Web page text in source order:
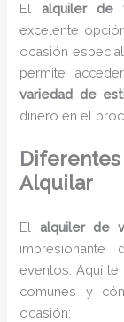
El alquiler de
excelente
ocasión
permite
variedad de
dinero en el
Alquilar
El alquiler de
eventos. Aquí
comunes y
ocasión: